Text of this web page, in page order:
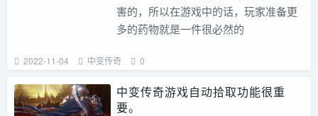
害的，所以在游戏中的话，玩家准备更
多的药物就是一件很必然的
2022-11-04 中变传奇 0
中变传奇游戏自动拾取功能很重
要。